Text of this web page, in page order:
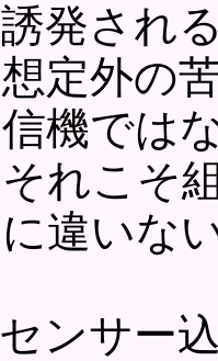
発され
定外の
機では
れこそ
違いな
サー込